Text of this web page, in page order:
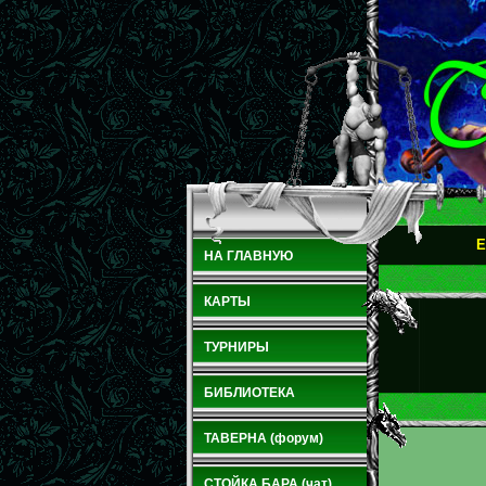
НА ГЛАВНУЮ
КАРТЫ
ТУРНИРЫ
БИБЛИОТЕКА
ТАВЕРНА (форум)